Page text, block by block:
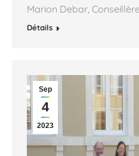
Marion Debar,
Détails
Sep
4
2023